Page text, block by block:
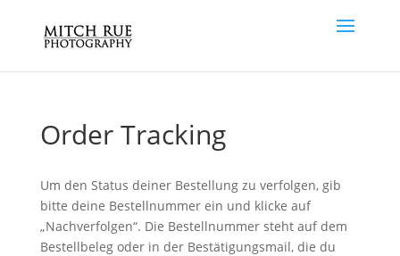
Order Tracking
Um den Status deiner Bestellung zu verfolgen, gib
bitte deine Bestellnummer ein und klicke auf
„Nachverfolgen“. Die Bestellnummer steht auf dem
Bestellbeleg oder in der Bestätigungsmail, die du